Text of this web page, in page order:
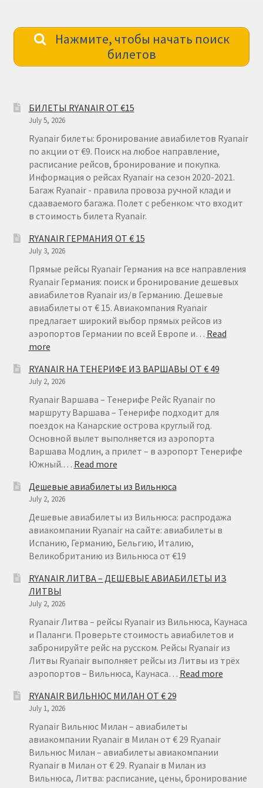
Нажмите, чтобы начать поиск
билетов
БИЛЕТЫ RYANAIR ОТ €15
July 5, 2026
Ryanair билеты: бронирование авиабилетов Ryanair
по акции от €9. Поиск на любое направление,
расписание рейсов, бронирование и покупка.
Информация о рейсах Ryanair на сезон 2020-2021.
Багаж Ryanair - правила провоза ручной клади и
сдааваемого багажа. Полет с ребенком: что входит
в стоимость билета Ryanair.
RYANAIR ГЕРМАНИЯ ОТ € 15
July 3, 2026
Прямые рейсы Ryanair Германия на все направления
Ryanair Германия: поиск и бронирование дешевых
авиабилетов Ryanair из/в Германию. Дешевые
авиабилеты от € 15. Авиакомпания Ryanair
предлагает широкий выбор прямых рейсов из
аэропортов Германии по всей Европе и… Read
more:
ГЕРМАНИЯ
ОТ
€
15
RYANAIR НА ТЕНЕРИФЕ ИЗ ВАРШАВЫ ОТ € 49
July 2, 2026
Ryanair Варшава – Тенерифе Рейс Ryanair по
маршруту Варшава – Тенерифе подходит для
поездок на Канарские острова круглый год.
Основной вылет выполняется из аэропорта
Варшава Модлин, а прилет – в аэропорт Тенерифе
Южный.… Read more:
НА
ИЗ
ВАРШАВЫ
ОТ
€
Дешевые авиабилеты из Вильнюса
July 2, 2026
Дешевые авиабилеты из Вильнюса: распродажа
авиакомпании Ryanair на сайте: авиабилеты в
Испанию, Германию, Бельгию, Италию,
Великобританию из Вильнюса от €19
RYANAIR ЛИТВА – ДЕШЕВЫЕ АВИАБИЛЕТЫ ИЗ
ЛИТВЫ
July 2, 2026
Ryanair Литва – рейсы Ryanair из Вильнюса, Каунаса
и Паланги. Проверьте стоимость авиабилетов и
забронируйте рейс на русском. Рейсы Ryanair из
Литвы Ryanair выполняет рейсы из Литвы из трёх
аэропортов – Вильнюса, Каунаса… Read more:
RYANAIR ВИЛЬНЮС МИЛАН ОТ € 29
July 1, 2026
Ryanair Вильнюс Милан – авиабилеты
авиакомпании Ryanair в Милан от € 29 Ryanair
Вильнюс Милан – авиабилеты авиакомпании
Ryanair в Милан от € 29. Ryanair в Милан из
Вильнюса, Литва: расписание, цены, бронирование